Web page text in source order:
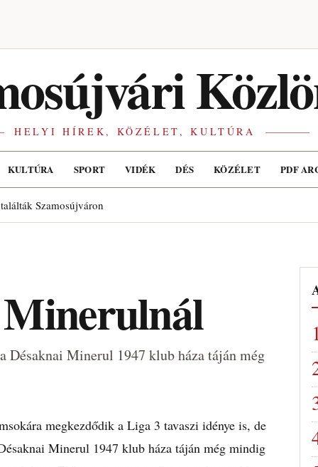
HELYI HÍREK, KÖZÉLET, KULTÚRA
KULTÚRA SPORT VIDÉK DÉS KÖZÉLET PDF
Szamosújváron
Minerulnál
Désaknai Minerul 1947 klub háza táján még
megkezdődik a Liga 3 tavaszi idénye is, de
Minerul 1947 klub háza táján még mindig